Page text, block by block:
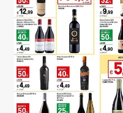
Natale
2022:
la
lista
della
spesa
di